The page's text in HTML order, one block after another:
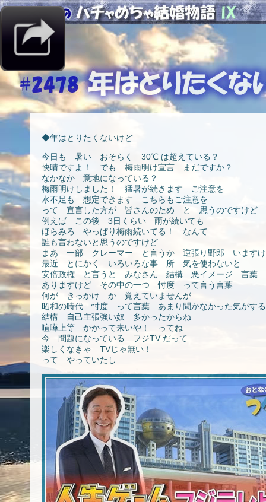
◆年はとりたくないけど
今日も 暑い おそらく 30℃ は超えている？
快晴ですよ！ でも 梅雨明け宣言 まだですか？
なかなか 意地になっている？
梅雨明けしました！ 猛暑が続きます ご注意を
水不足も 想定できます こちらもご注意を
って 宣言した方が 皆さんのため と 思うのですけど
例えば この後 3日くらい 雨が続いても
ほらみろ やっぱり梅雨続いてる！ なんて
誰も言わないと思うのですけど
まあ 一部 クレーマー と言うか 逆張り野郎 います
最近 とにかく いろいろな事 所 気を使わないと
安倍政権 と言うと みなさん 結構 悪イメージ 言葉
ありますけど その中の一つ 忖度 って言う言葉
何が きっかけ か 覚えていませんが
昭和の時代 忖度 って言葉 あまり聞かなかった気がする
結構 自己主張強い奴 多かったからね
喧嘩上等 かかって来いや！ ってね
今 問題になっている フジTV だって
楽しくなきゃ TVじゃ無い！
って やっていたし